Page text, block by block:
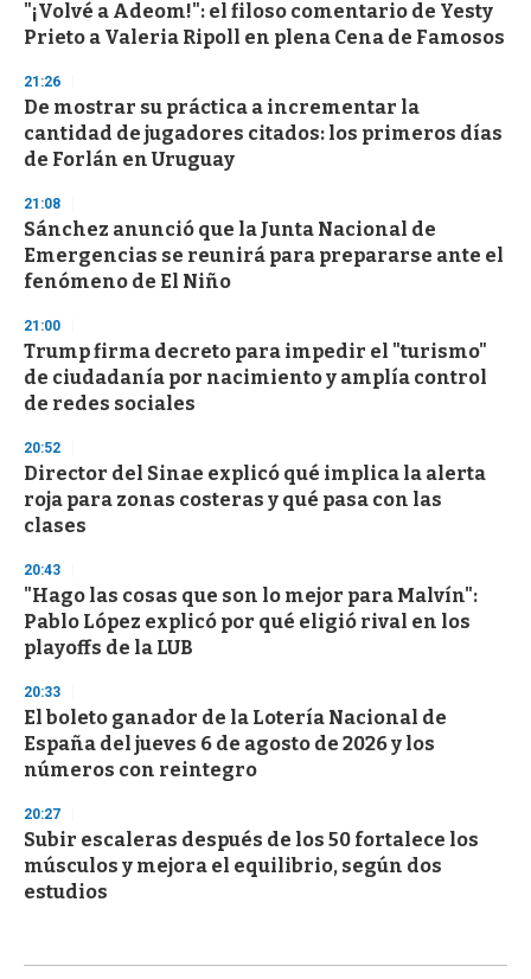
s
o
f
3
s
c
o
d
s
"¡Volvé a Adeom!": el filoso comentario de Yesty
Prieto a Valeria Ripoll en plena Cena de Famosos
21:26
De mostrar su práctica a incrementar la
cantidad de jugadores citados: los primeros días
de Forlán en Uruguay
21:08
Sánchez anunció que la Junta Nacional de
Emergencias se reunirá para prepararse ante el
fenómeno de El Niño
21:00
Trump firma decreto para impedir el "turismo"
de ciudadanía por nacimiento y amplía control
de redes sociales
20:52
Director del Sinae explicó qué implica la alerta
roja para zonas costeras y qué pasa con las
clases
20:43
"Hago las cosas que son lo mejor para Malvín":
Pablo López explicó por qué eligió rival en los
playoffs de la LUB
20:33
El boleto ganador de la Lotería Nacional de
España del jueves 6 de agosto de 2026 y los
números con reintegro
20:27
Subir escaleras después de los 50 fortalece los
músculos y mejora el equilibrio, según dos
estudios